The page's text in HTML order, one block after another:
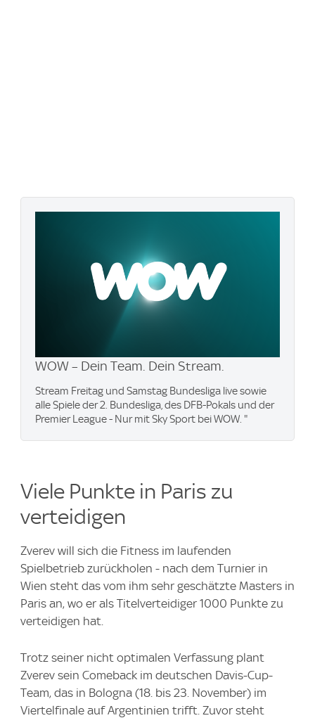
WOW – Dein Team. Dein Stream.
Stream Freitag und Samstag Bundesliga live sowie
alle Spiele der 2. Bundesliga, des DFB-Pokals und der
Premier League - Nur mit Sky Sport bei WOW. "
Viele Punkte in Paris zu
verteidigen
Zverev will sich die Fitness im laufenden
Spielbetrieb zurückholen - nach dem Turnier in
Wien steht das vom ihm sehr geschätzte Masters in
Paris an, wo er als Titelverteidiger 1000 Punkte zu
verteidigen hat.
Trotz seiner nicht optimalen Verfassung plant
Zverev sein Comeback im deutschen Davis-Cup-
Team, das in Bologna (18. bis 23. November) im
Viertelfinale auf Argentinien trifft. Zuvor steht